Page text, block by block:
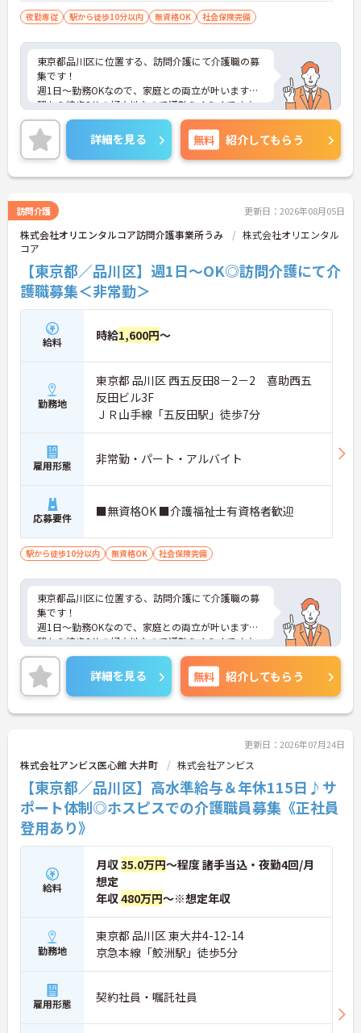
夜勤専従 駅から徒歩10分以内 無資格OK 社会保険完備
東京都品川区に位置する、訪問介護にて介護職の募
集です！
週1日～勤務OKなので、家庭との両立が叶います◎
駅から徒歩2分の好立地なので通勤らくらくです♪
ご興味のある方には、面接対策ポイントなど、さら
に詳細をお話しいたしますのでお気軽にご相談くだ
さい！
詳細を見る 無料 紹介してもらう
訪問介護 更新日：2026年08月05日
株式会社オリエンタルコア訪問介護事業所うみ
株式会社オリエンタル
コア
【東京都／品川区】週1日～OK◎訪問介護にて介
護職募集＜非常勤＞
給料 時給1,600円～
勤務地
東京都 品川区 西五反田8－2－2 喜助西五
反田ビル3F
ＪＲ山手線「五反田駅」徒歩7分
雇用形態 非常勤・パート・アルバイト
応募要件 ■無資格OK ■介護福祉士有資格者歓迎
駅から徒歩10分以内 無資格OK 社会保険完備
東京都品川区に位置する、訪問介護にて介護職の募
集です！
週1日～勤務OKなので、家庭との両立が叶います◎
駅から徒歩2分の好立地なので通勤らくらくです♪
ご興味のある方には、面接対策ポイントなど、さら
に詳細をお話しいたしますのでお気軽にご相談くだ
さい！
詳細を見る 無料 紹介してもらう
更新日：2026年07月24日
株式会社アンビス医心館 大井町 株式会社アンビス
【東京都／品川区】高水準給与＆年休115日♪サ
ポート体制◎ホスピスでの介護職員募集《正社員
登用あり》
給料
月収35.0万円～程度 諸手当込・夜勤4回/月
想定
年収480万円～※想定年収
勤務地
東京都 品川区 東大井4-12-14
京急本線「鮫洲駅」徒歩5分
雇用形態 契約社員・嘱託社員